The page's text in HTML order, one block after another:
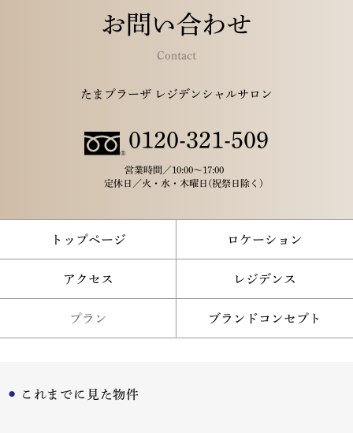
お問い合わせ
Contact
たまプラーザ レジデンシャルサロン
0120-321-509
営業時間／10:00～17:00
定休日／火・水・木曜日(祝祭日除く)
トップページ ロケーション
アクセス レジデンス
プラン ブランドコンセプト
これまでに見た物件